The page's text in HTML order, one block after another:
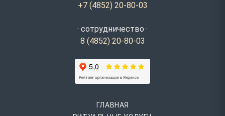
+7 (4852) 20-80-03
· сотрудничество ·
8 (4852) 20-80-03
ГЛАВНАЯ